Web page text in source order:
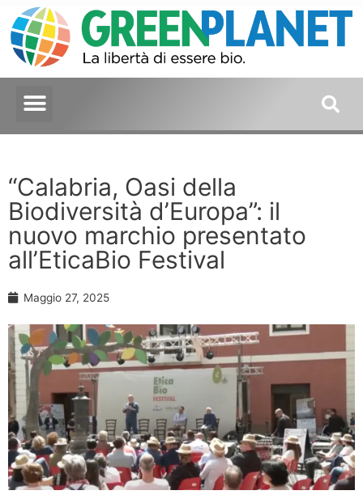
“Calabria, Oasi della
Biodiversità d’Europa”: il
nuovo marchio presentato
all’EticaBio Festival
Maggio 27, 2025